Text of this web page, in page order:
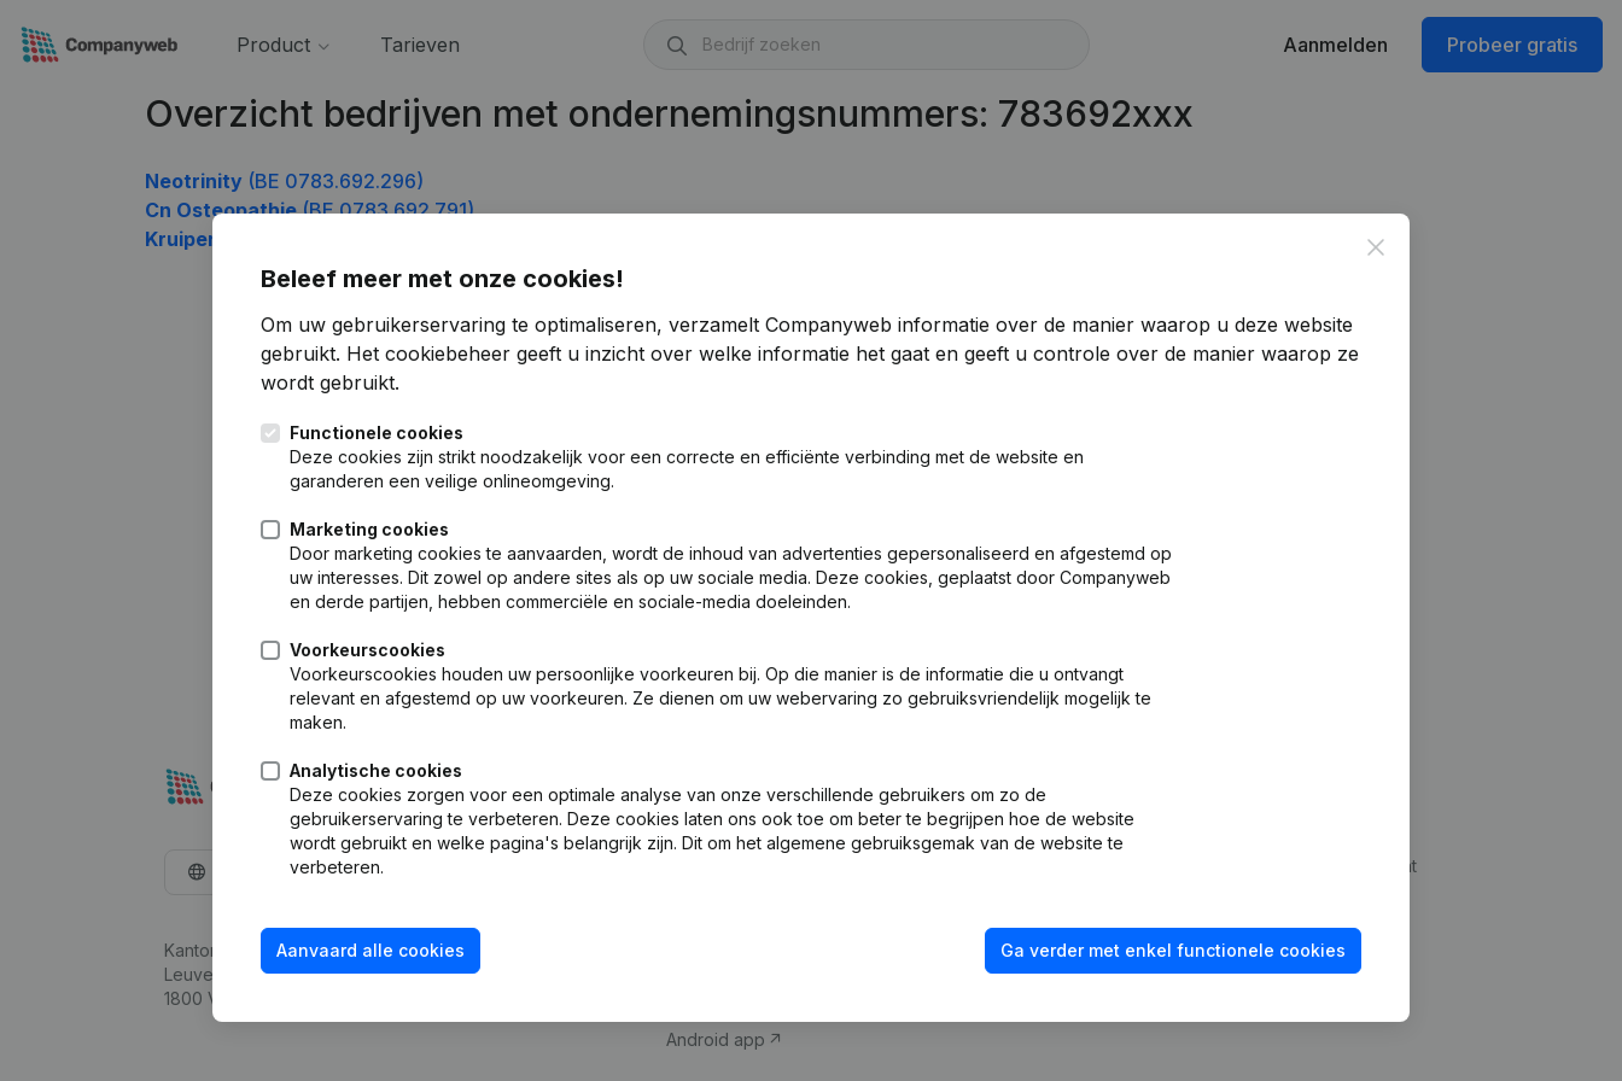
Product Tarieven Aanmelden Probeer gratis
Overzicht bedrijven met ondernemingsnummers: 783692xxx
Neotrinity (BE 0783.692.296)
Cn Osteopathie(BE 0783.692.791)
Kruipendaarde
Close
Beleef meer met onze cookies!
Om uw gebruikerservaring te optimaliseren, verzamelt Companyweb informatie over de manier waarop u deze website
gebruikt. Het cookiebeheer geeft u inzicht over welke informatie het gaat en geeft u controle over de manier waarop ze
wordt gebruikt.
Functionele cookies
Deze cookies zijn strikt noodzakelijk voor een correcte en efficiënte verbinding met de website en
garanderen een veilige onlineomgeving.
Marketing cookies
Door marketing cookies te aanvaarden, wordt de inhoud van advertenties gepersonaliseerd en afgestemd op
uw interesses. Dit zowel op andere sites als op uw sociale media. Deze cookies, geplaatst door Companyweb
en derde partijen, hebben commerciële en sociale-media doeleinden.
Voorkeurscookies
Voorkeurscookies houden uw persoonlijke voorkeuren bij. Op die manier is de informatie die u ontvangt
relevant en afgestemd op uw voorkeuren. Ze dienen om uw webervaring zo gebruiksvriendelijk mogelijk te
maken.
Analytische cookies
Deze cookies zorgen voor een optimale analyse van onze verschillende gebruikers om zo de
gebruikerservaring te verbeteren. Deze cookies laten ons ook toe om beter te begrijpen hoe de website
wordt gebruikt en welke pagina's belangrijk zijn. Dit om het algemene gebruiksgemak van de website te
verbeteren.
Aanvaard alle cookies Ga verder met enkel functionele cookies
Nederlands
Kantorenpark Everest
Leuvensesteenweg 248D,
1800 Vilvoorde
Bedrijfsinformatie
Android app
Compliance & fraudepreventie
Kredietwaardigheid checken
Integraties op maat
Contact